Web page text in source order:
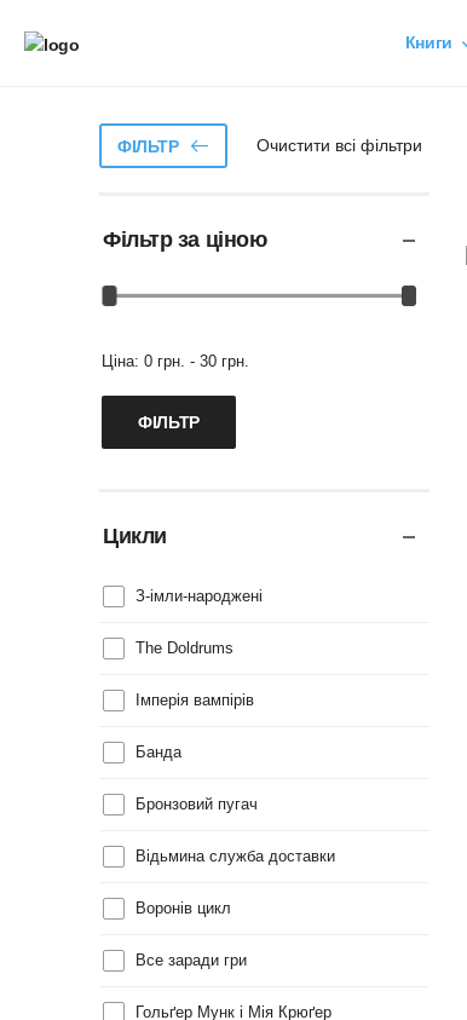
Книги
ФІЛЬТР Очистити всі фільтри
Фільтр за ціною
Ціна: 0 грн. - 30 грн.
Цикли
З-імли-народжені
The Doldrums
Імперія вампірів
Банда
Бронзовий пугач
Відьмина служба доставки
Воронів цикл
Все заради гри
Гольґер Мунк і Мія Крюґер